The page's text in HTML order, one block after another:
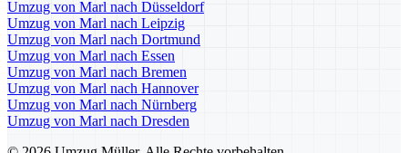
Umzug von Marl nach Düsseldorf
Umzug von Marl nach Leipzig
Umzug von Marl nach Dortmund
Umzug von Marl nach Essen
Umzug von Marl nach Bremen
Umzug von Marl nach Hannover
Umzug von Marl nach Nürnberg
Umzug von Marl nach Dresden